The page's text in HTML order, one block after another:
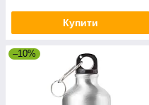
Купити
–10%